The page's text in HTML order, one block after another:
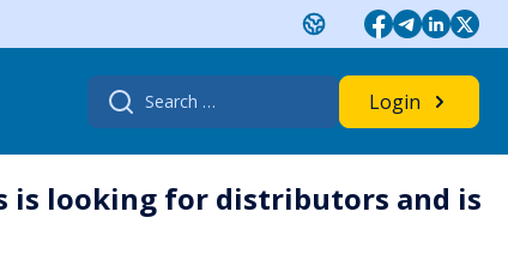
Search
for:
Login
is looking for distributors and is